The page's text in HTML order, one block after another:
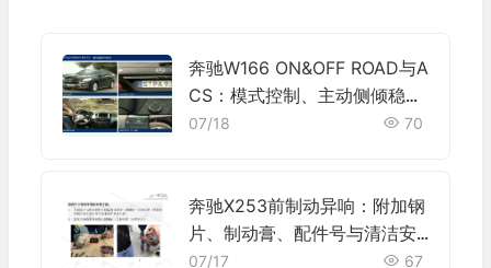
奔驰W166 ON&OFF ROAD与A
CS：模式控制、主动侧倾稳定
及Xentry检查
07/18 70
奔驰X253前制动异响：附加钢
片、制动膏、配件号与清洁安
装要点
07/17 67